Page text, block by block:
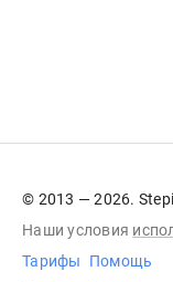
© 2013 — 2026.
Наши условия
Тарифы
Помощь